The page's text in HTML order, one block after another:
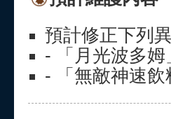
預計修正下列
- 「月光波多姆
- 「無敵神速